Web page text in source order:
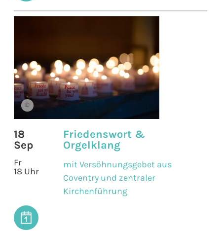
©
18
Sep
Fr
18 Uhr
Friedenswort &
Orgelklang
mit Versöhnungsgebet aus
Coventry und zentraler
Kirchenführung